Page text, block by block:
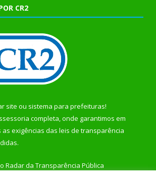
CR2
site ou sistema para prefeituras!
completa, onde garantimos em
exigências das leis de transparência
Radar da Transparência Pública